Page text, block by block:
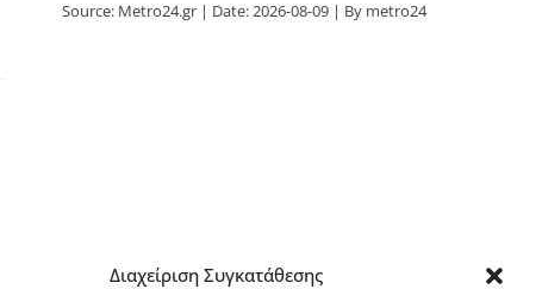
Διαχείριση Συγκατάθεσης
Source: Metro24.gr Date: 2026-08-09 By metro24